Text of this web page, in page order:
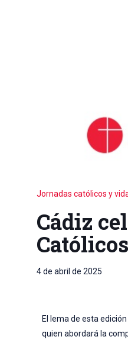
Jornadas católicos y
Cádiz
4 de abril de 2025
El lema de esta edición
quien abordará la